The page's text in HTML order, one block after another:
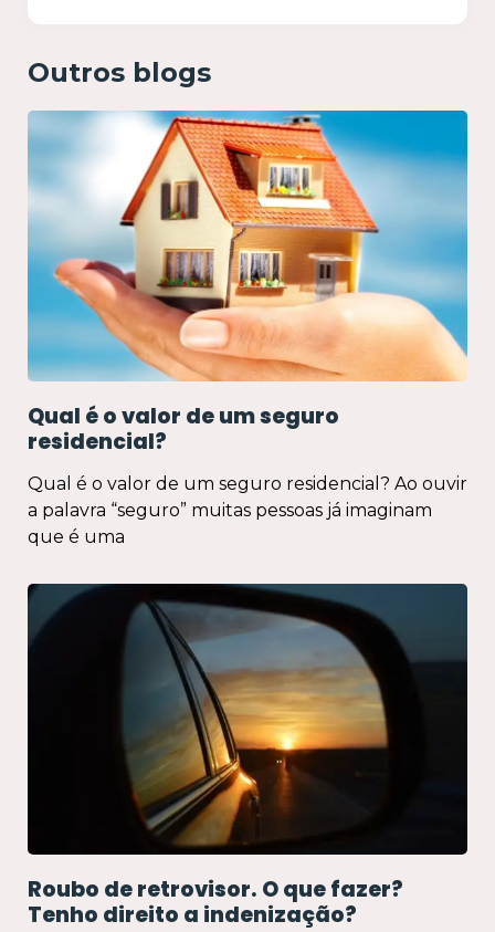
Outros blogs
Qual é o valor de um seguro
residencial?
Qual é o valor de um seguro residencial? Ao ouvir
a palavra “seguro” muitas pessoas já imaginam
que é uma
Roubo de retrovisor. O que fazer?
Tenho direito a indenização?